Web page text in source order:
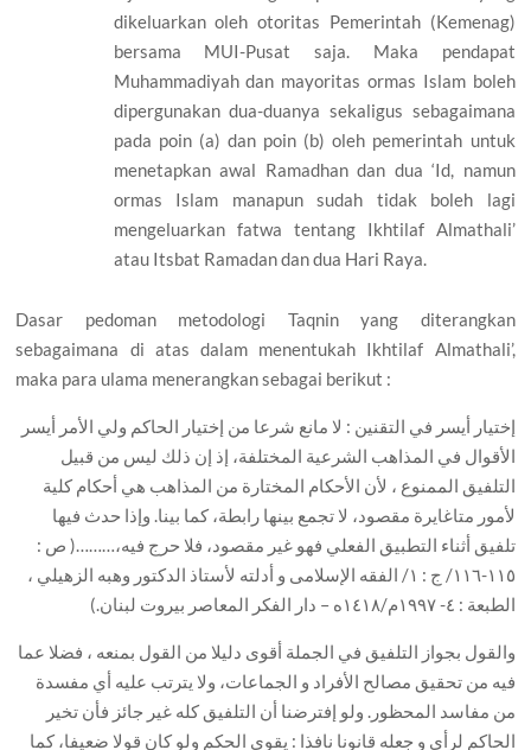
dikeluarkan oleh otoritas Pemerintah (Kemenag)
bersama MUI-Pusat saja. Maka pendapat
Muhammadiyah dan mayoritas ormas Islam boleh
dipergunakan dua-duanya sekaligus sebagaimana
pada poin (a) dan poin (b) oleh pemerintah untuk
menetapkan awal Ramadhan dan dua ‘Id, namun
ormas Islam manapun sudah tidak boleh lagi
mengeluarkan fatwa tentang Ikhtilaf Almathali’
atau Itsbat Ramadan dan dua Hari Raya.
Dasar pedoman metodologi Taqnin yang diterangkan
sebagaimana di atas dalam menentukah Ikhtilaf Almathali’,
maka para ulama menerangkan sebagai berikut :
إختيار أيسر في التقنين : لا مانع شرعا من إختيار الحاكم ولي الأمر أيسر
الأقوال في المذاهب الشرعية المختلفة، إذ إن ذلك ليس من قبيل
التلفيق الممنوع ، لأن الأحكام المختارة من المذاهب هي أحكام كلية
لأمور متاغايرة مقصود، لا تجمع بينها رابطة، كما بينا. وإذا حدث فيها
تلفيق أثناء التطبيق الفعلي فهو غير مقصود، فلا حرج فيه،………( ص :
١١٥-١١٦/ ج : ١/ الفقه الإسلامى و أدلته لأستاذ الدكتور وهبه الزهيلي ،
الطبعة : ٤- ١٩٩٧م/١٤١٨ه – دار الفكر المعاصر بيروت لبنان.)
والقول بجواز التلفيق في الجملة أقوى دليلا من القول بمنعه ، فضلا عما
فيه من تحقيق مصالح الأفراد و الجماعات، ولا يترتب عليه أي مفسدة
من مفاسد المحظور. ولو إفترضنا أن التلفيق كله غير جائز فأن تخير
الحاكم لرأي و جعله قانونا نافذا : يقوي الحكم ولو كان قولا ضعيفا، كما